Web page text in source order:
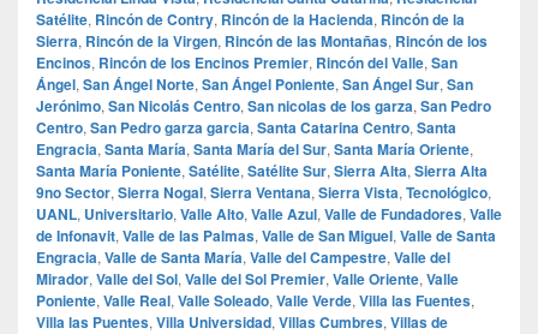
Satélite, Rincón de Contry, Rincón de la Hacienda, Rincón de la
Sierra, Rincón de la Virgen, Rincón de las Montañas, Rincón de los
Encinos, Rincón de los Encinos Premier, Rincón del Valle, San
Ángel, San Ángel Norte, San Ángel Poniente, San Ángel Sur, San
Jerónimo, San Nicolás Centro, San nicolas de los garza, San Pedro
Centro, San Pedro garza garcia, Santa Catarina Centro, Santa
Engracia, Santa María, Santa María del Sur, Santa María Oriente,
Santa María Poniente, Satélite, Satélite Sur, Sierra Alta, Sierra Alta
9no Sector, Sierra Nogal, Sierra Ventana, Sierra Vista, Tecnológico,
UANL, Universitario, Valle Alto, Valle Azul, Valle de Fundadores, Valle
de Infonavit, Valle de las Palmas, Valle de San Miguel, Valle de Santa
Engracia, Valle de Santa María, Valle del Campestre, Valle del
Mirador, Valle del Sol, Valle del Sol Premier, Valle Oriente, Valle
Poniente, Valle Real, Valle Soleado, Valle Verde, Villa las Fuentes,
Villa las Puentes, Villa Universidad, Villas Cumbres, Villas de